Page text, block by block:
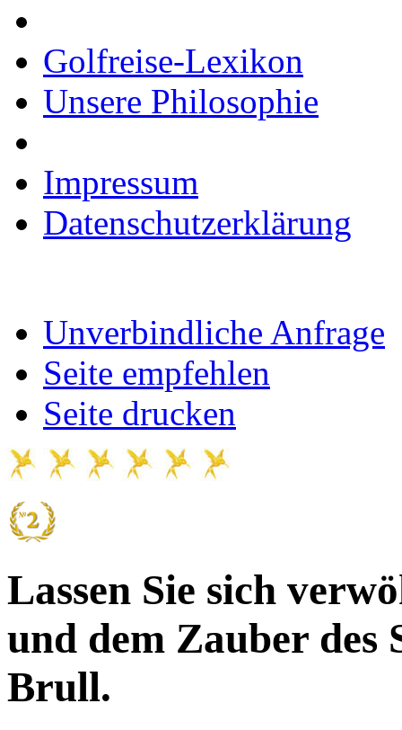
Golfreise-Lexikon
Unsere Philosophie
Impressum
Datenschutzerklärung
Unverbindliche Anfrage
Seite empfehlen
Seite drucken
Lassen Sie sich
und dem Zauber des
Brull.